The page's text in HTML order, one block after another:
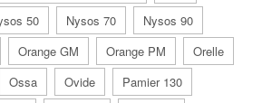
50 Nysos 70
Nysos 90
Orange GM Orange PM
Orelle
Ossa Ovide
Pamier 130